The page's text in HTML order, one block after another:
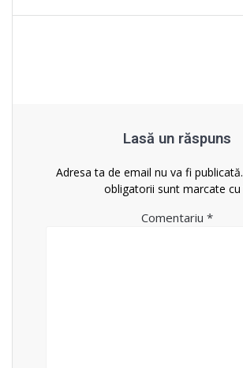
Lasă un răspuns
Adresa ta de email nu va fi publicată.
obligatorii sunt marcate cu
Comentariu *